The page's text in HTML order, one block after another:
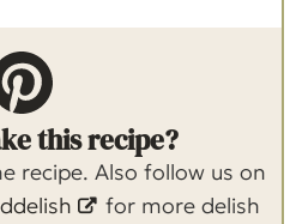
this recipe?
recipe. Also follow us on
for more delish